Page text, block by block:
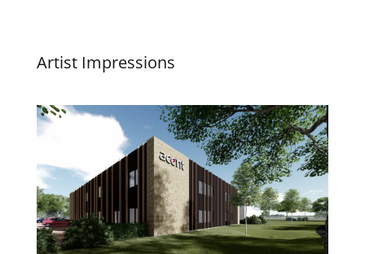
Artist Impressions